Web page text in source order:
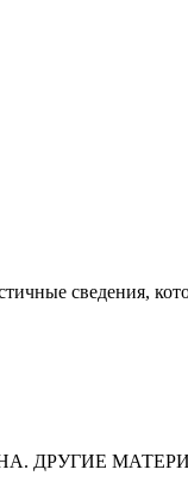
сведения,
ДРУГИЕ